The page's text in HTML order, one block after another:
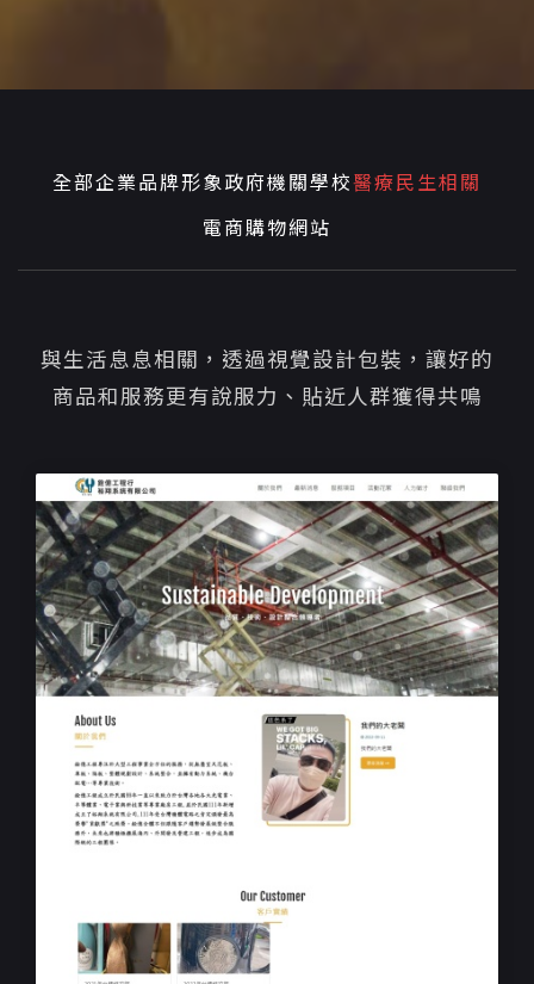
全部企業品牌形象政府機關學校醫療民生相關
電商購物網站
與生活息息相關，透過視覺設計包裝，讓好的
商品和服務更有說服力、貼近人群獲得共鳴